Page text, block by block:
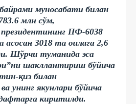
муносабати билан
млн сўм,
ПФ-6038
асосан 3018 та оилага 2,6
Шўрчи туманида эса
шакллантириш бўйича
қиз билан
унинг якунлари бўйича
киритилди.